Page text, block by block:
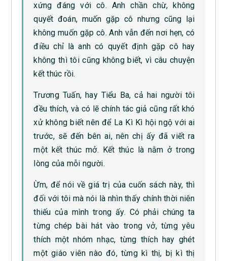
xứng đáng với cô. Anh chần chừ, không
quyết đoán, muốn gặp cô nhưng cũng lại
không muốn gặp cô. Anh vẫn đến nơi hẹn, có
điều chỉ là anh có quyết định gặp cô hay
không thì tôi cũng không biết, vì câu chuyện
kết thúc rồi.
Trương Tuấn, hay Tiểu Ba, cả hai người tôi
đều thích, và có lẽ chính tác giả cũng rất khó
xử không biết nên để La Kì Kì hội ngộ với ai
trước, sẽ đến bên ai, nên chị ấy đã viết ra
một kết thúc mở. Kết thúc là nằm ở trong
lòng của mỗi người.
Ừm, để nói về giá trị của cuốn sách này, thì
đối với tôi mà nói là nhìn thấy chính thời niên
thiếu của mình trong ấy. Có phải chúng ta
từng chép bài hát vào trong vở, từng yêu
thích một nhóm nhạc, từng thích hay ghét
một giáo viên nào đó, từng kì thị, bị kì thị